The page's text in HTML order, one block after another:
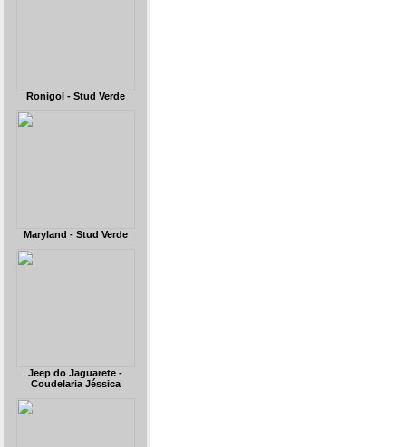
Ronigol - Stud Verde
Maryland - Stud Verde
Jeep do Jaguarete -
Coudelaria Jéssica